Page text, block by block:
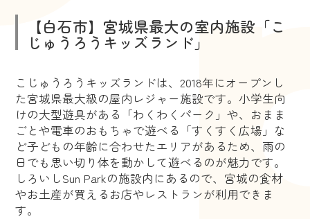
【白石市】宮城県最大の室内施設「こ
じゅうろうキッズランド」
こじゅうろうキッズランドは、2018年にオープンし
た宮城県最大級の屋内レジャー施設です。小学生向
けの大型遊具がある「わくわくパーク」や、おまま
ごとや電車のおもちゃで遊べる「すくすく広場」な
ど子どもの年齢に合わせたエリアがあるため、雨の
日でも思い切り体を動かして遊べるのが魅力です。
しろいしSun Parkの施設内にあるので、宮城の食材
やお土産が買えるお店やレストランが利用できま
す。